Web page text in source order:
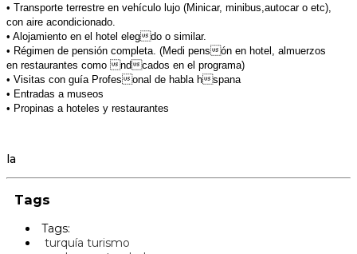
• Transporte terrestre en vehículo lujo (Minicar, minibus,autocar o etc),
con aire acondicionado.
• Alojamiento en el hotel elegdo o similar.
• Régimen de pensión completa. (Medi pensón en hotel, almuerzos
en restaurantes como ndcados en el programa)
• Visitas con guía Profesonal de habla hspana
• Entradas a museos
• Propinas a hoteles y restaurantes
la
Tags
Tags:
turquía turismo